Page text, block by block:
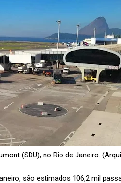
(SDU), no Rio de Janeiro.
são estimados 106,2 mil